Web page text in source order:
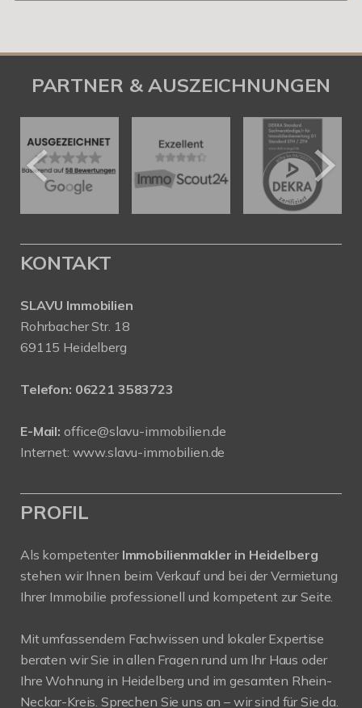
PARTNER & AUSZEICHNUNGEN
KONTAKT
SLAVU Immobilien
Rohrbacher Str. 18
69115 Heidelberg
Telefon: 06221 3583723
E-Mail: office@slavu-immobilien.de
Internet: www.slavu-immobilien.de
PROFIL
Als kompetenter Immobilienmakler in Heidelberg
stehen wir Ihnen beim Verkauf und bei der Vermietung
Ihrer Immobilie professionell und kompetent zur Seite.
Mit umfassendem Fachwissen und lokaler Expertise
beraten wir Sie in allen Fragen rund um Ihr Haus oder
Ihre Wohnung in Heidelberg und im gesamten Rhein-
Neckar-Kreis. Sprechen Sie uns an – wir sind für Sie da.